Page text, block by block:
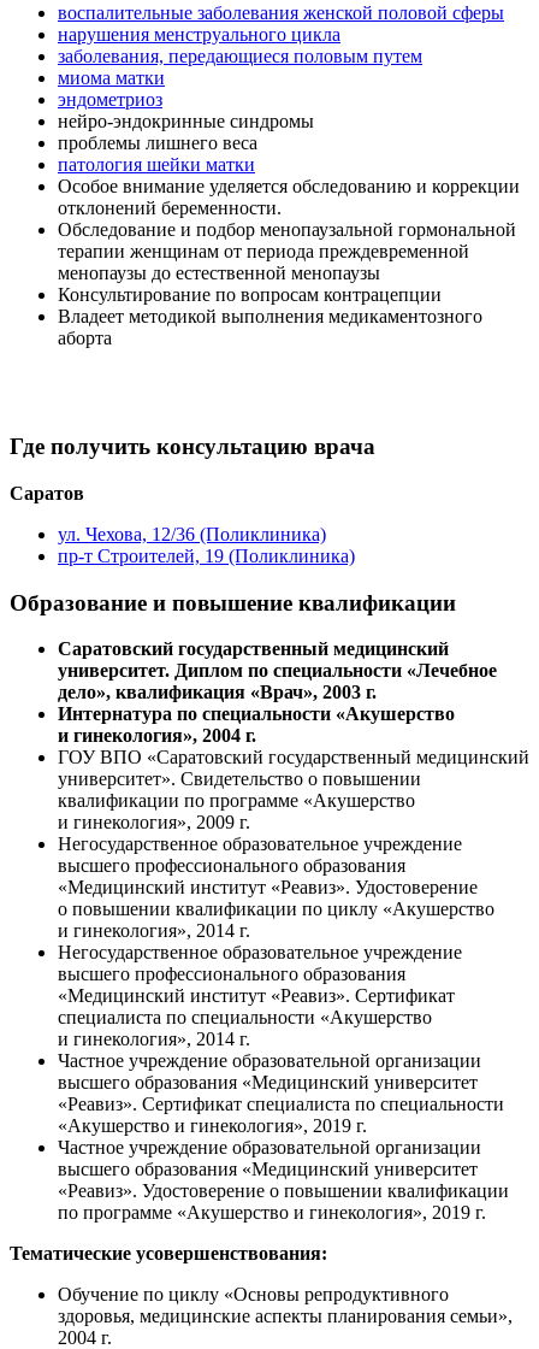
воспалительные заболевания женской половой сферы
нарушения менструального цикла
заболевания, передающиеся половым путем
миома матки
эндометриоз
нейро-эндокринные синдромы
проблемы лишнего веса
патология шейки матки
Особое внимание уделяется обследованию и коррекции
отклонений беременности.
Обследование и подбор менопаузальной гормональной
терапии женщинам от периода преждевременной
менопаузы до естественной менопаузы
Консультирование по вопросам контрацепции
Владеет методикой выполнения медикаментозного
аборта
Где получить консультацию врача
Саратов
ул. Чехова, 12/36 (Поликлиника)
пр-т Строителей, 19 (Поликлиника)
Образование и повышение квалификации
Саратовский государственный медицинский
университет. Диплом по специальности «Лечебное
дело», квалификация «Врач», 2003 г.
Интернатура по специальности «Акушерство
и гинекология», 2004 г.
ГОУ ВПО «Саратовский государственный медицинский
университет». Свидетельство о повышении
квалификации по программе «Акушерство
и гинекология», 2009 г.
Негосударственное образовательное учреждение
высшего профессионального образования
«Медицинский институт «Реавиз». Удостоверение
о повышении квалификации по циклу «Акушерство
и гинекология», 2014 г.
Негосударственное образовательное учреждение
высшего профессионального образования
«Медицинский институт «Реавиз». Сертификат
специалиста по специальности «Акушерство
и гинекология», 2014 г.
Частное учреждение образовательной организации
высшего образования «Медицинский университет
«Реавиз». Сертификат специалиста по специальности
«Акушерство и гинекология», 2019 г.
Частное учреждение образовательной организации
высшего образования «Медицинский университет
«Реавиз». Удостоверение о повышении квалификации
по программе «Акушерство и гинекология», 2019 г.
Тематические усовершенствования:
Обучение по циклу «Основы репродуктивного
здоровья, медицинские аспекты планирования семьи»,
2004 г.